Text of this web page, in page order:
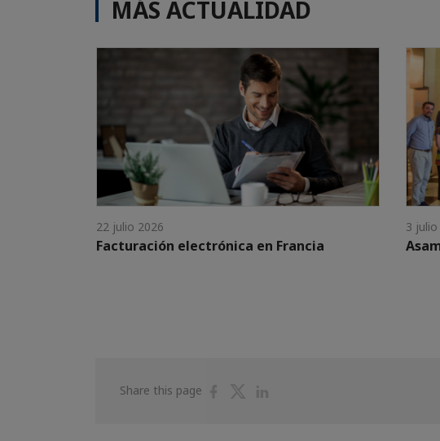
MÁS ACTUALIDAD
22 julio 2026
Facturación electrónica en Francia
3 julio
Share this page
ShareShare